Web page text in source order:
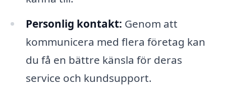
Personlig kontakt: Genom att
kommunicera med flera företag kan
du få en bättre känsla för deras
service och kundsupport.